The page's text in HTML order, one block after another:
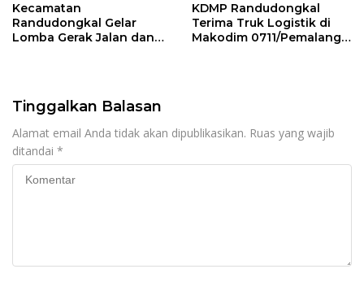
Kecamatan
Randudongkal Gelar
Lomba Gerak Jalan dan
KDMP Randudongkal
Terima Truk Logistik di
Makodim 0711/Pemalang
Tinggalkan Balasan
Alamat email Anda tidak akan dipublikasikan. Ruas yang wajib
ditandai *